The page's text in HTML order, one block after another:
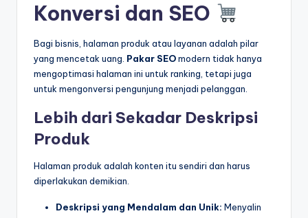
Konversi dan SEO
Bagi bisnis, halaman produk atau layanan adalah pilar
yang mencetak uang. Pakar SEOmodern tidak hanya
mengoptimasi halaman ini untuk ranking, tetapi juga
untuk mengonversi pengunjung menjadi pelanggan.
Lebih dari Sekadar Deskripsi
Produk
Halaman produk adalah konten itu sendiri dan harus
diperlakukan demikian.
Deskripsi yang Mendalam dan Unik: Menyalin